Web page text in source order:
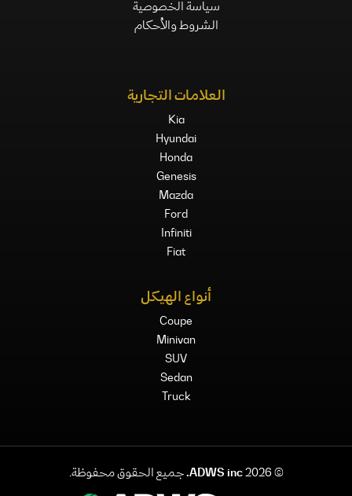
سياسة الخصوصية
الشروط والأحكام
العلامات التجارية
Kia
Hyundai
Honda
Genesis
Mazda
Ford
Infiniti
Fiat
أنواع الهيكل
Coupe
Minivan
SUV
Sedan
Truck
©
2026
ADWS inc. جميع الحقوق محفوظة.